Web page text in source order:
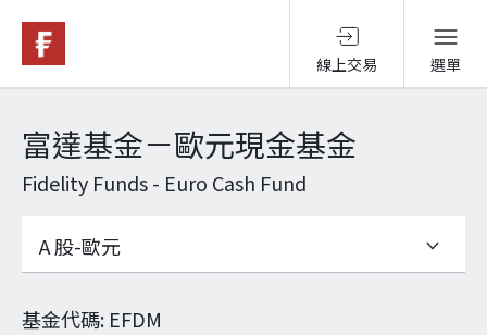
線上交易 選單
基金與配息
永續投資
投資洞見
富達基金－歐元現金基金
Fidelity Funds - Euro Cash Fund
基金代碼: EFDM